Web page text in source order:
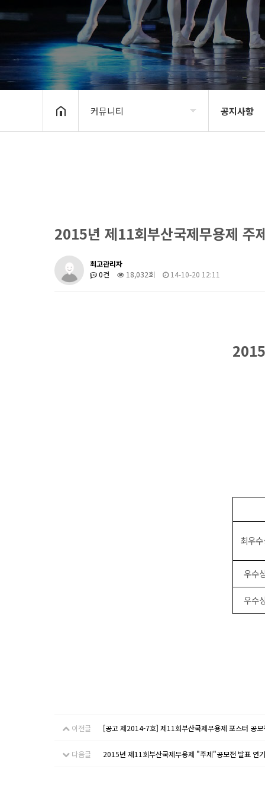
커뮤니티
커뮤니티
공지사항
2015년 제11회부산국제무용제 주
최고관리자
0건
18,032회 14-10-20 12:11
최우
우수
우수
이전글 [공고 제2014-7호] 제11회부산국제무용제 포스터 공모
다음글 2015년 제11회부산국제무용제 "주제"공모전 발표 연기